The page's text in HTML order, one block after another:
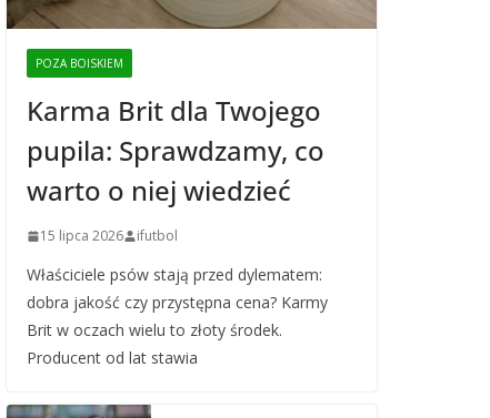
POZA BOISKIEM
Karma Brit dla Twojego
pupila: Sprawdzamy, co
warto o niej wiedzieć
15 lipca 2026 ifutbol
Właściciele psów stają przed dylematem:
dobra jakość czy przystępna cena? Karmy
Brit w oczach wielu to złoty środek.
Producent od lat stawia